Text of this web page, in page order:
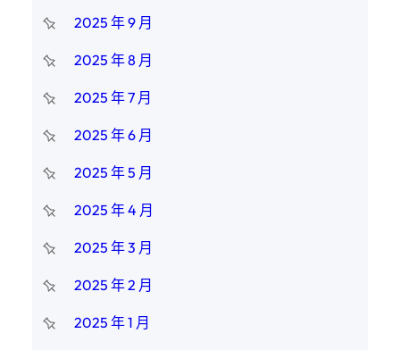
2025 年 9 月
2025 年 8 月
2025 年 7 月
2025 年 6 月
2025 年 5 月
2025 年 4 月
2025 年 3 月
2025 年 2 月
2025 年 1 月